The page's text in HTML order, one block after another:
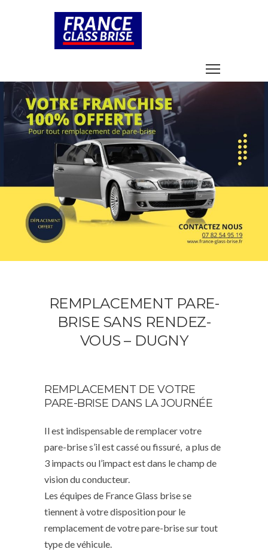
REMPLACEMENT PARE-
BRISE SANS RENDEZ-
VOUS – DUGNY
REMPLACEMENT DE VOTRE
PARE-BRISE DANS LA JOURNÉE
Il est indispensable de remplacer votre
pare-brise s’il est cassé ou fissuré, a plus de
3 impacts ou l’impact est dans le champ de
vision du conducteur.
Les équipes de France Glass brise se
tiennent à votre disposition pour le
remplacement de votre pare-brise sur tout
type de véhicule.